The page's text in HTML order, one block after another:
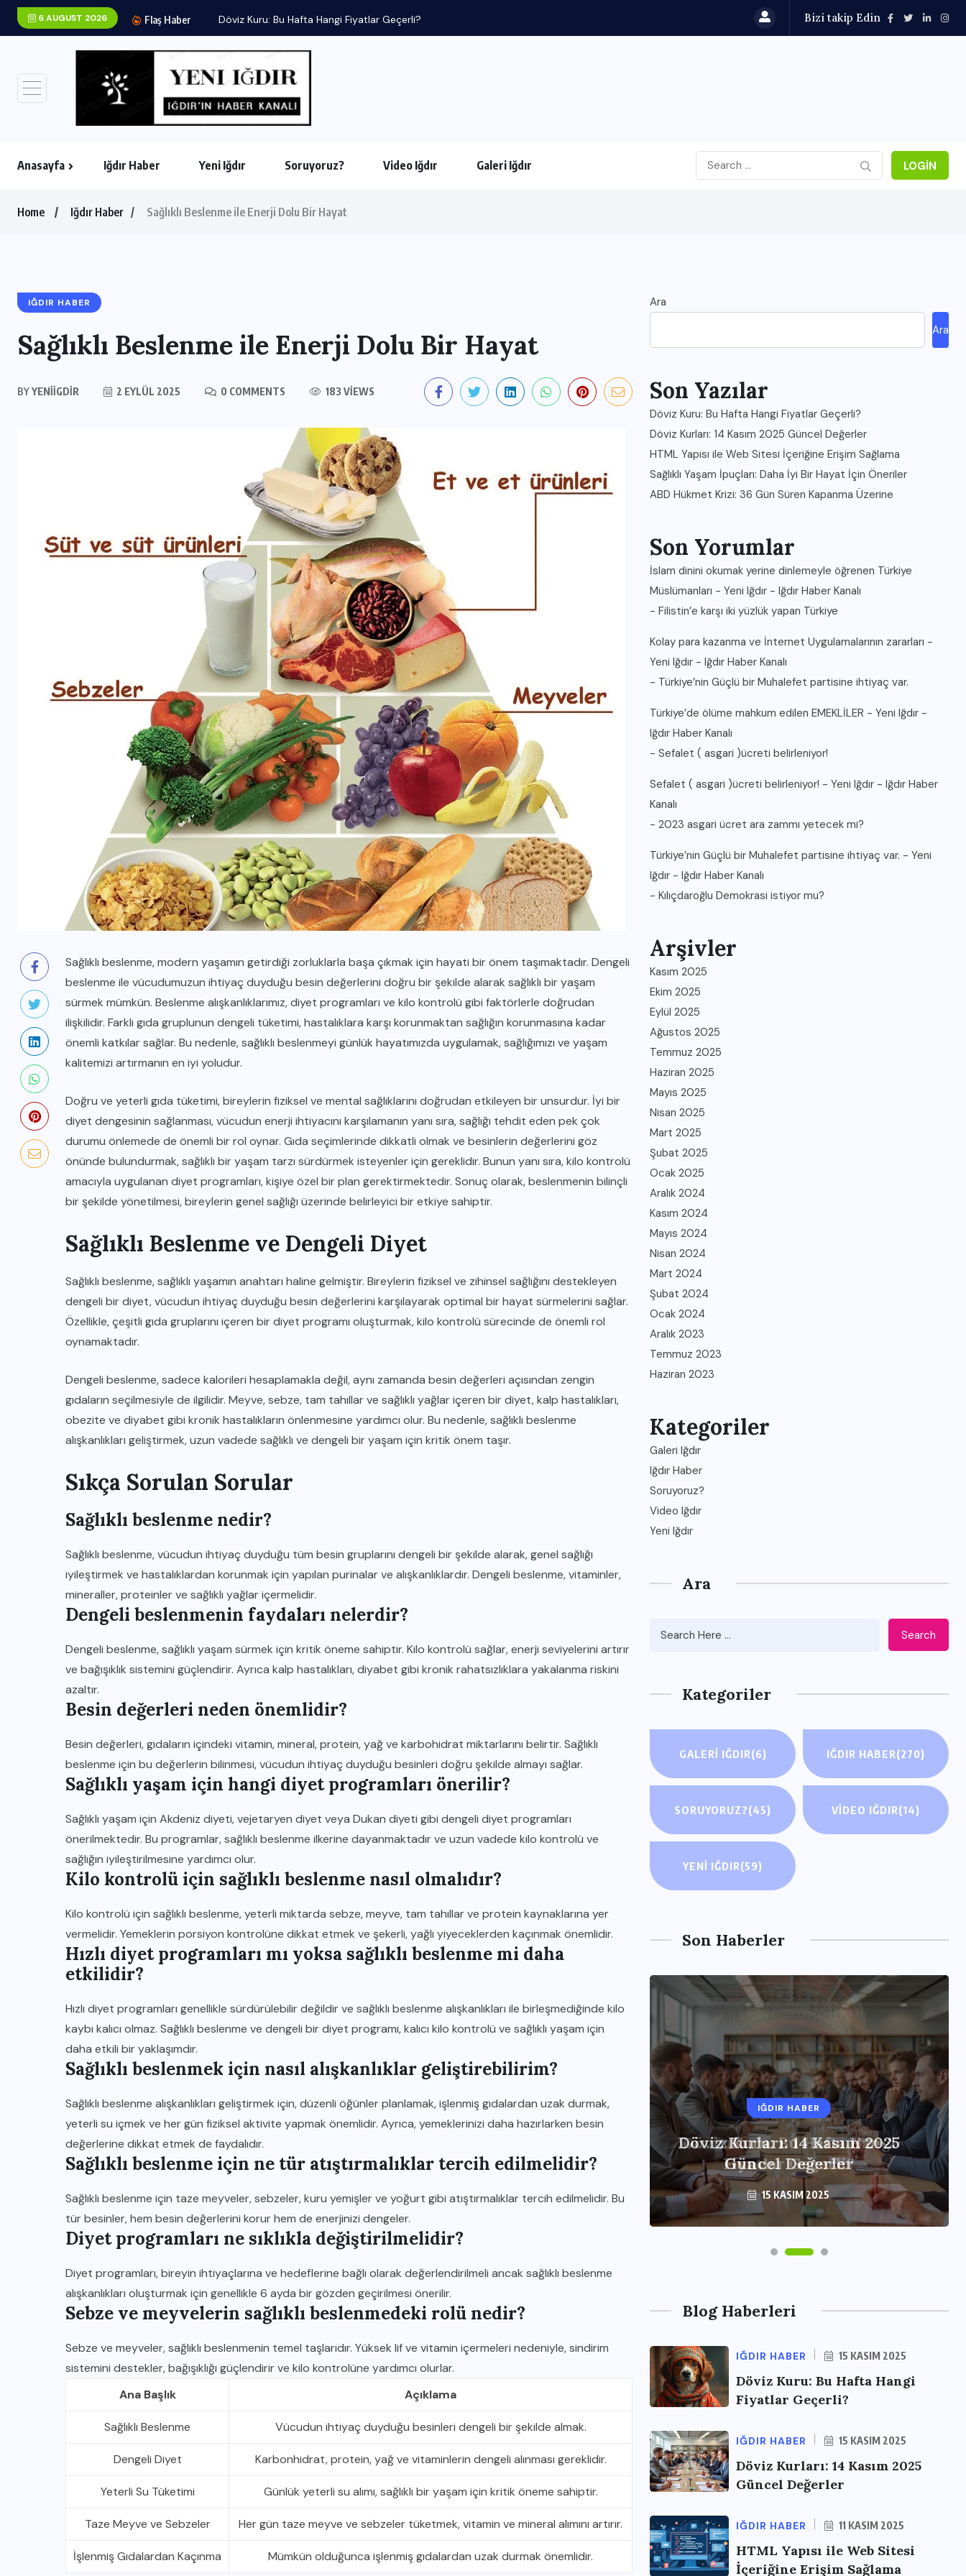
6 AUGUST 2026 Flaş Haber Döviz Kuru: Bu Hafta Hangi Fiyatlar Geçerli? Bizi takip Edin
Anasayfa Iğdır Haber Yeni Iğdır Soruyoruz? Video Iğdır Galeri Iğdır LOGIN
Home Iğdır Haber Sağlıklı Beslenme ile Enerji Dolu Bir Hayat
IĞDIR HABER
Sağlıklı Beslenme ile Enerji Dolu Bir Hayat
BYYENIIGDIR 2 EYLÜL 2025 0 COMMENTS 183 VIEWS
Sağlıklı beslenme, modern yaşamın getirdiği zorluklarla başa çıkmak için hayati bir önem taşımaktadır. Dengeli
beslenme ile vücudumuzun ihtiyaç duyduğu besin değerlerini doğru bir şekilde alarak sağlıklı bir yaşam
sürmek mümkün. Beslenme alışkanlıklarımız, diyet programları ve kilo kontrolü gibi faktörlerle doğrudan
ilişkilidir. Farklı gıda gruplunun dengeli tüketimi, hastalıklara karşı korunmaktan sağlığın korunmasına kadar
önemli katkılar sağlar. Bu nedenle, sağlıklı beslenmeyi günlük hayatımızda uygulamak, sağlığımızı ve yaşam
kalitemizi artırmanın en iyi yoludur.
Doğru ve yeterli gıda tüketimi, bireylerin fiziksel ve mental sağlıklarını doğrudan etkileyen bir unsurdur. İyi bir
diyet dengesinin sağlanması, vücudun enerji ihtiyacını karşılamanın yanı sıra, sağlığı tehdit eden pek çok
durumu önlemede de önemli bir rol oynar. Gıda seçimlerinde dikkatli olmak ve besinlerin değerlerini göz
önünde bulundurmak, sağlıklı bir yaşam tarzı sürdürmek isteyenler için gereklidir. Bunun yanı sıra, kilo kontrolü
amacıyla uygulanan diyet programları, kişiye özel bir plan gerektirmektedir. Sonuç olarak, beslenmenin bilinçli
bir şekilde yönetilmesi, bireylerin genel sağlığı üzerinde belirleyici bir etkiye sahiptir.
Sağlıklı Beslenme ve Dengeli Diyet
Sağlıklı beslenme, sağlıklı yaşamın anahtarı haline gelmiştir. Bireylerin fiziksel ve zihinsel sağlığını destekleyen
dengeli bir diyet, vücudun ihtiyaç duyduğu besin değerlerini karşılayarak optimal bir hayat sürmelerini sağlar.
Özellikle, çeşitli gıda gruplarını içeren bir diyet programı oluşturmak, kilo kontrolü sürecinde de önemli rol
oynamaktadır.
Dengeli beslenme, sadece kalorileri hesaplamakla değil, aynı zamanda besin değerleri açısından zengin
gıdaların seçilmesiyle de ilgilidir. Meyve, sebze, tam tahıllar ve sağlıklı yağlar içeren bir diyet, kalp hastalıkları,
obezite ve diyabet gibi kronik hastalıkların önlenmesine yardımcı olur. Bu nedenle, sağlıklı beslenme
alışkanlıkları geliştirmek, uzun vadede sağlıklı ve dengeli bir yaşam için kritik önem taşır.
Sıkça Sorulan Sorular
Sağlıklı beslenme nedir?
Sağlıklı beslenme, vücudun ihtiyaç duyduğu tüm besin gruplarını dengeli bir şekilde alarak, genel sağlığı
iyileştirmek ve hastalıklardan korunmak için yapılan purinalar ve alışkanlıklardır. Dengeli beslenme, vitaminler,
mineraller, proteinler ve sağlıklı yağlar içermelidir.
Dengeli beslenmenin faydaları nelerdir?
Dengeli beslenme, sağlıklı yaşam sürmek için kritik öneme sahiptir. Kilo kontrolü sağlar, enerji seviyelerini artırır
ve bağışıklık sistemini güçlendirir. Ayrıca kalp hastalıkları, diyabet gibi kronik rahatsızlıklara yakalanma riskini
azaltır.
Besin değerleri neden önemlidir?
Besin değerleri, gıdaların içindeki vitamin, mineral, protein, yağ ve karbohidrat miktarlarını belirtir. Sağlıklı
beslenme için bu değerlerin bilinmesi, vücudun ihtiyaç duyduğu besinleri doğru şekilde almayı sağlar.
Sağlıklı yaşam için hangi diyet programları önerilir?
Sağlıklı yaşam için Akdeniz diyeti, vejetaryen diyet veya Dukan diyeti gibi dengeli diyet programları
önerilmektedir. Bu programlar, sağlıklı beslenme ilkerine dayanmaktadır ve uzun vadede kilo kontrolü ve
sağlığın iyileştirilmesine yardımcı olur.
Kilo kontrolü için sağlıklı beslenme nasıl olmalıdır?
Kilo kontrolü için sağlıklı beslenme, yeterli miktarda sebze, meyve, tam tahıllar ve protein kaynaklarına yer
vermelidir. Yemeklerin porsiyon kontrolüne dikkat etmek ve şekerli, yağlı yiyeceklerden kaçınmak önemlidir.
Hızlı diyet programları mı yoksa sağlıklı beslenme mi daha
etkilidir?
Hızlı diyet programları genellikle sürdürülebilir değildir ve sağlıklı beslenme alışkanlıkları ile birleşmediğinde kilo
kaybı kalıcı olmaz. Sağlıklı beslenme ve dengeli bir diyet programı, kalıcı kilo kontrolü ve sağlıklı yaşam için
daha etkili bir yaklaşımdır.
Sağlıklı beslenmek için nasıl alışkanlıklar geliştirebilirim?
Sağlıklı beslenme alışkanlıkları geliştirmek için, düzenli öğünler planlamak, işlenmiş gıdalardan uzak durmak,
yeterli su içmek ve her gün fiziksel aktivite yapmak önemlidir. Ayrıca, yemeklerinizi daha hazırlarken besin
değerlerine dikkat etmek de faydalıdır.
Sağlıklı beslenme için ne tür atıştırmalıklar tercih edilmelidir?
Sağlıklı beslenme için taze meyveler, sebzeler, kuru yemişler ve yoğurt gibi atıştırmalıklar tercih edilmelidir. Bu
tür besinler, hem besin değerlerini korur hem de enerjinizi dengeler.
Diyet programları ne sıklıkla değiştirilmelidir?
Diyet programları, bireyin ihtiyaçlarına ve hedeflerine bağlı olarak değerlendirilmeli ancak sağlıklı beslenme
alışkanlıkları oluşturmak için genellikle 6 ayda bir gözden geçirilmesi önerilir.
Sebze ve meyvelerin sağlıklı beslenmedeki rolü nedir?
Sebze ve meyveler, sağlıklı beslenmenin temel taşlarıdır. Yüksek lif ve vitamin içermeleri nedeniyle, sindirim
sistemini destekler, bağışıklığı güçlendirir ve kilo kontrolüne yardımcı olurlar.
Ana Başlık
Açıklama
Sağlıklı Beslenme Vücudun ihtiyaç duyduğu besinleri dengeli bir şekilde almak.
Dengeli Diyet Karbonhidrat, protein, yağ ve vitaminlerin dengeli alınması gereklidir.
Yeterli Su Tüketimi Günlük yeterli su alımı, sağlıklı bir yaşam için kritik öneme sahiptir.
Taze Meyve ve Sebzeler Her gün taze meyve ve sebzeler tüketmek, vitamin ve mineral alımını artırır.
İşlenmiş Gıdalardan Kaçınma Mümkün olduğunca işlenmiş gıdalardan uzak durmak önemlidir.
Ara
Ara
Son Yazılar
Döviz Kuru: Bu Hafta Hangi Fiyatlar Geçerli?
Döviz Kurları: 14 Kasım 2025 Güncel Değerler
HTML Yapısı ile Web Sitesi İçeriğine Erişim Sağlama
Sağlıklı Yaşam İpuçları: Daha İyi Bir Hayat İçin Öneriler
ABD Hükmet Krizi: 36 Gün Süren Kapanma Üzerine
Son Yorumlar
İslam dinini okumak yerine dinlemeyle öğrenen Türkiye
Müslümanları - Yeni Iğdır - Iğdır Haber Kanalı
- Filistin’e karşı iki yüzlük yapan Türkiye
Kolay para kazanma ve İnternet Uygulamalarının zararları -
Yeni Iğdır - Iğdır Haber Kanalı
- Türkiye’nin Güçlü bir Muhalefet partisine ihtiyaç var.
Türkiye’de ölüme mahkum edilen EMEKLİLER - Yeni Iğdır -
Iğdır Haber Kanalı
- Sefalet ( asgari )ücreti belirleniyor!
Sefalet ( asgari )ücreti belirleniyor! - Yeni Iğdır - Iğdır Haber
Kanalı
- 2023 asgari ücret ara zammı yetecek mi?
Türkiye’nin Güçlü bir Muhalefet partisine ihtiyaç var. - Yeni
Iğdır - Iğdır Haber Kanalı
- Kılıçdaroğlu Demokrasi istiyor mu?
Arşivler
Kasım 2025
Ekim 2025
Eylül 2025
Ağustos 2025
Temmuz 2025
Haziran 2025
Mayıs 2025
Nisan 2025
Mart 2025
Şubat 2025
Ocak 2025
Aralık 2024
Kasım 2024
Mayıs 2024
Nisan 2024
Mart 2024
Şubat 2024
Ocak 2024
Aralık 2023
Temmuz 2023
Haziran 2023
Kategoriler
Galeri Iğdır
Iğdır Haber
Soruyoruz?
Video Iğdır
Yeni Iğdır
Ara
Search
Kategoriler
GALERI IĞDIR(6) IĞDIR HABER(270)
SORUYORUZ?(45) VIDEO IĞDIR(14)
YENI IĞDIR(59)
Son Haberler
IĞDIR HABER
HTML Yapısı ile Web Sitesi
İçeriğine Erişim Sağlama
11 KASIM 2025
IĞDIR HABER
Fiyatlar Geçerli?
15 KASIM 2025
IĞDIR HABER
Döviz Kurları: 14 Kasım 2025
Güncel Değerler
15 KASIM 2025
Blog Haberleri
IĞDIR HABER 15 KASIM 2025
Döviz Kuru: Bu Hafta Hangi
Fiyatlar Geçerli?
IĞDIR HABER 15 KASIM 2025
Döviz Kurları: 14 Kasım 2025
Güncel Değerler
IĞDIR HABER 11 KASIM 2025
HTML Yapısı ile Web Sitesi
İçeriğine Erişim Sağlama